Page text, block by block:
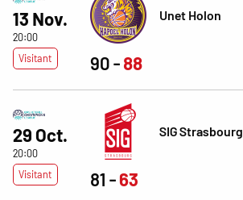
13 Nov.
20:00
Visitant
Unet Holon
90 88
29 Oct.
20:00
Visitant
SIG Strasbourg
81 63